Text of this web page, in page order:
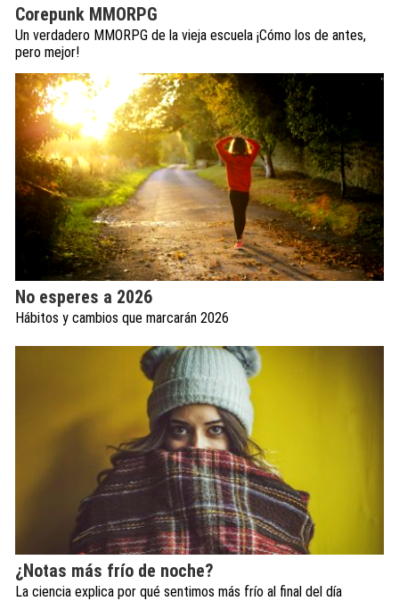
Corepunk MMORPG
Un verdadero MMORPG de la vieja escuela ¡Cómo los de antes,
pero mejor!
No esperes a 2026
Hábitos y cambios que marcarán 2026
¿Notas más frío de noche?
La ciencia explica por qué sentimos más frío al final del día